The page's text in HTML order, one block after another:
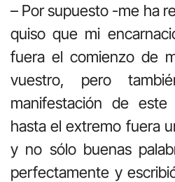
– Por supuesto -me ha
quiso que mi
fuera el comienzo de
vuestro, pero
manifestación de
hasta el extremo fuera
y no sólo buenas
perfectamente y